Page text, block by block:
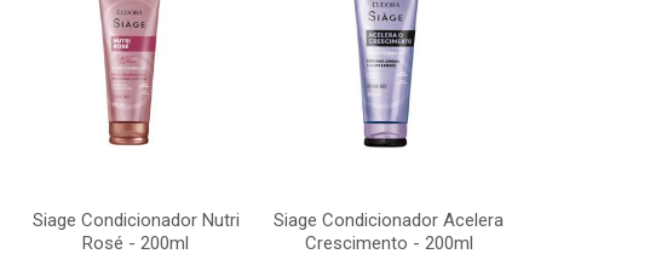
Siage Condicionador Nutri
Rosé - 200ml
Siage Condicionador Acelera
Crescimento - 200ml